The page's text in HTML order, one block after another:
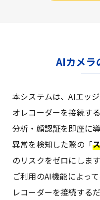
AIカメラ
本システムは、AIエッ
オレコーダーを接続す
分析・顔認証を即座に
異常を検知した際の「
のリスクをゼロにします
ご利用のAI機能によっ
レコーダーを接続する